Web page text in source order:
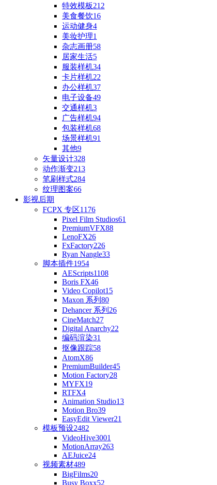
特效模板212
美食餐饮16
运动健身4
美妆护理1
杂志画册58
居家生活5
服装样机34
卡片样机22
办公样机37
电子设备49
交通样机3
广告样机94
包装样机68
场景样机91
其他9
矢量设计328
动作渐变213
笔刷样式284
纹理图案66
影视后期
FCPX 专区1176
Pixel Film Studios61
PremiumVFX88
LenoFX26
FxFactory226
Ryan Nangle33
脚本插件1954
AEScripts1108
Boris FX46
Video Copilot15
Maxon 系列 80
Dehancer 系列 26
CineMatch27
Digital Anarchy22
编码渲染31
抠像跟踪58
AtomX86
PremiumBuilder45
Motion Factory28
MYFX19
RTFX4
Animation Studio13
Motion Bro39
EasyEdit Viewer21
模板预设2482
VideoHive3001
MotionArray263
AEJuice24
视频素材489
BigFilms20
Busy Boxx52